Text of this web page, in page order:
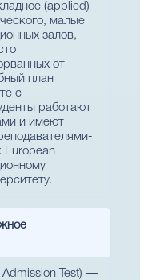
(applied)
малые
залов,
от
план
с
работают
и имеют
European
Admission Test) —